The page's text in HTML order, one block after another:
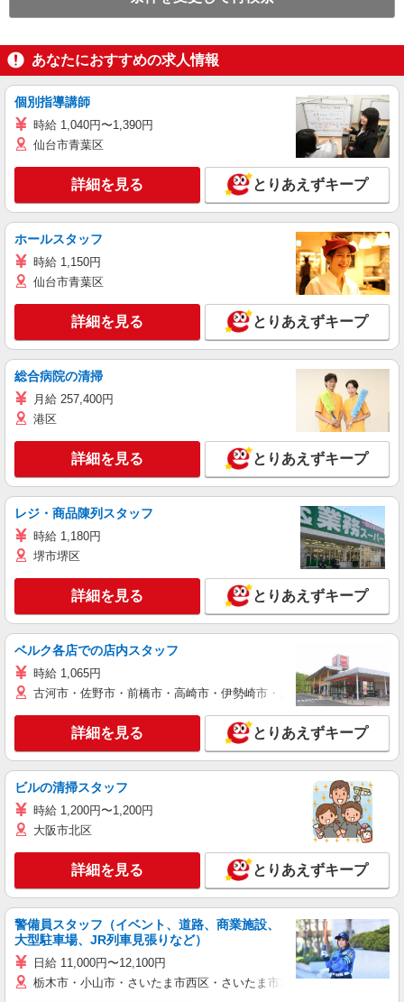
あなたにおすすめの求人情報
個別指導講師
時給 1,040円〜1,390円
仙台市青葉区
詳細を見る とりあえずキープ
ホールスタッフ
時給 1,150円
仙台市青葉区
詳細を見る とりあえずキープ
総合病院の清掃
月給 257,400円
港区
詳細を見る とりあえずキープ
レジ・商品陳列スタッフ
時給 1,180円
堺市堺区
詳細を見る とりあえずキープ
ベルク各店での店内スタッフ
時給 1,065円
古河市・佐野市・前橋市・高崎市・伊勢崎市・太田市・館林市・藤
詳細を見る とりあえずキープ
ビルの清掃スタッフ
時給 1,200円〜1,200円
大阪市北区
詳細を見る とりあえずキープ
警備員スタッフ（イベント、道路、商業施設、
大型駐車場、JR列車見張りなど）
日給 11,000円〜12,100円
栃木市・小山市・さいたま市西区・さいたま市岩槻区・久喜市・蓮田